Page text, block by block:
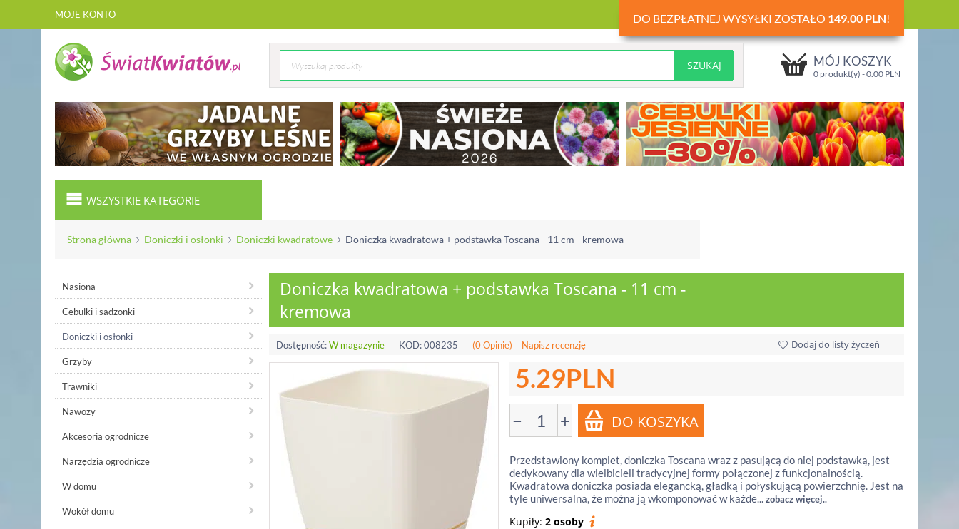
MOJE KONTO DO BEZPŁATNEJ WYSYŁKI ZOSTAŁO 149.00 PLN!
MÓJ KOSZYK
0 produkt(y) -0.00 PLN
WSZYSTKIE KATEGORIE
Strona główna Doniczki i osłonki Doniczki kwadratowe Doniczka kwadratowa + podstawka Toscana - 11 cm - kremowa
Nasiona
Cebulki i sadzonki
Doniczki i osłonki
Grzyby
Trawniki
Nawozy
Akcesoria ogrodnicze
Narzędzia ogrodnicze
W domu
Wokół domu
Doniczka kwadratowa + podstawka Toscana - 11 cm -
kremowa
Dostępność:W magazynie KOD:008235 (0 Opinie) Napisz recenzję Dodaj do listy życzeń
5.29PLN
− +
Przedstawiony komplet, doniczka Toscana wraz z pasującą do niej podstawką, jest
dedykowany dla wielbicieli tradycyjnej formy połączonej z funkcjonalnością.
Kwadratowa doniczka posiada elegancką, gładką i połyskującą powierzchnię. Jest na
tyle uniwersalna, że można ją wkomponować w każde...zobacz więcej..
Kupiły: 2 osoby